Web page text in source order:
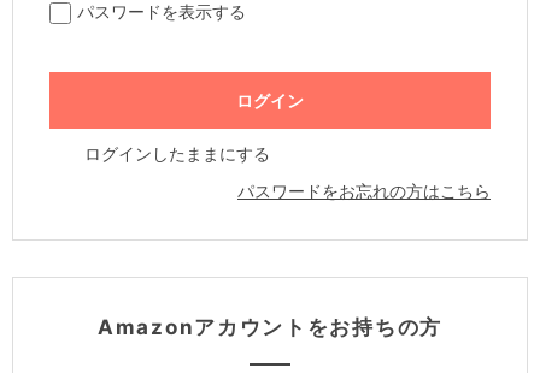
パスワードを表示する
ログインしたままにする
パスワードをお忘れの方はこちら
Amazonアカウントをお持ちの方